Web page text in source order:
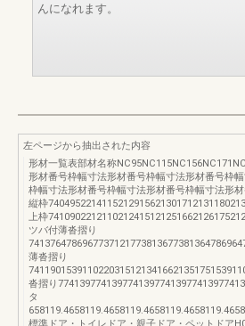
んになれます。
左ページから抽出された内容
形材一覧表部材名称
形材番号枠幅寸法形材番号枠幅寸法形材番号枠
枠幅寸法形材番号枠幅寸法形材番号枠幅寸法形
縦枠
上枠
ツバ付薄沓摺り
薄沓摺り
沓摺り
タ
標準ドア・トイレドア・親子ドア・ペットドア